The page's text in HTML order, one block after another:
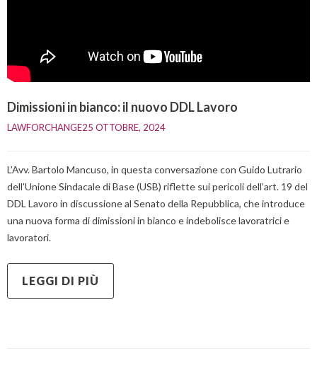
Dimissioni in bianco: il nuovo DDL Lavoro
LAWFORCHANGE25 OTTOBRE, 2024
L’Avv. Bartolo Mancuso, in questa conversazione con Guido Lutrario
dell’Unione Sindacale di Base (USB) riflette sui pericoli dell’art. 19 del
DDL Lavoro in discussione al Senato della Repubblica, che introduce
una nuova forma di dimissioni in bianco e indebolisce lavoratrici e
lavoratori.
LEGGI DI PIÙ